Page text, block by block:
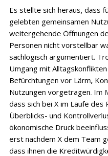
Es stellte sich heraus, dass
gelebten gemeinsamen
weitergehende Öffnungen
Personen nicht vorstellbar
sachlogisch argumentiert.
Umgang mit
Befürchtungen vor Lärm,
Nutzungen vorgetragen. Im
dass sich bei X im Laufe
Überblicks- und
ökonomische Druck
erst nachdem X dem Team
dass ihnen die